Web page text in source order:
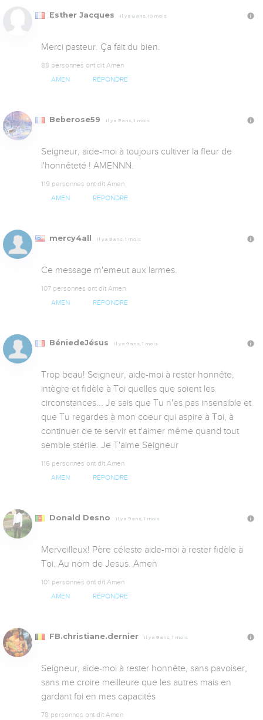
Esther Jacques Il y a 8 ans, 10 mois
Merci pasteur. Ça fait du bien.
88 personnes ont dit Amen
AMEN RÉPONDRE
Beberose59 Il y a 9 ans, 1 mois
Seigneur, aide-moi à toujours cultiver la fleur de
l'honnêteté ! AMENNN.
119 personnes ont dit Amen
AMEN RÉPONDRE
mercy4all Il y a 9 ans, 1 mois
Ce message m'emeut aux larmes.
107 personnes ont dit Amen
AMEN RÉPONDRE
BéniedeJésus Il y a 9 ans, 1 mois
Trop beau! Seigneur, aide-moi à rester honnête,
intègre et fidèle à Toi quelles que soient les
circonstances... Je sais que Tu n'es pas insensible et
que Tu regardes à mon coeur qui aspire à Toi, à
continuer de te servir et t'aimer même quand tout
semble stérile. Je T'aime Seigneur
116 personnes ont dit Amen
AMEN RÉPONDRE
Donald Desno Il y a 9 ans, 1 mois
Merveilleux! Père céleste aide-moi à rester fidèle à
Toi. Au nom de Jesus. Amen
101 personnes ont dit Amen
AMEN RÉPONDRE
FB.christiane.dernier Il y a 9 ans, 1 mois
Seigneur, aide-moi à rester honnête, sans pavoiser,
sans me croire meilleure que les autres mais en
gardant foi en mes capacités
78 personnes ont dit Amen